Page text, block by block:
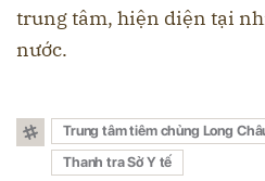
trung tâm, hiện diện tại
nước.
Trung tâm tiêm chủng Long
Thanh tra Sở Y tế